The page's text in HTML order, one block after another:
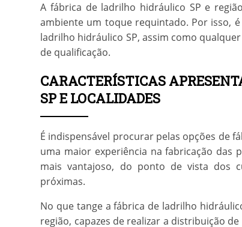
A fábrica de ladrilho hidráulico SP e
ambiente um toque requintado. Por isso,
ladrilho hidráulico SP, assim como
de qualificação.
CARACTERÍSTICAS
SP E LOCALIDADES
É indispensável procurar pelas opções de
uma maior experiência na fabricação das
mais vantajoso, do ponto de vista dos
próximas.
No que tange afábrica de ladrilho
região, capazes de realizar a distribuição